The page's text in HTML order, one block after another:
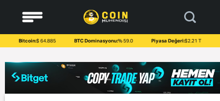
content
Bitcoin:$ 64.885 BTC Dominasyonu:% 59.0 Piyasa Değeri:$2.21 T